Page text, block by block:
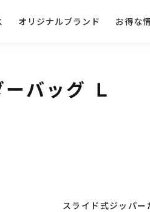
オリジナルブランド お得な
バッグ Ｌ
スライド式ジッパ